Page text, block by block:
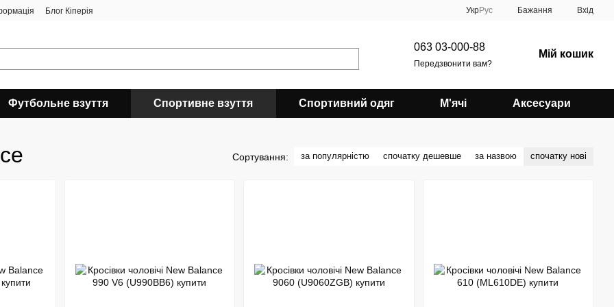
Блог Кіперія УкрРус Бажання Вхід
063 03-000-88
Передзвонити вам?
Мій кошик
Футбольне взуття Спортивне взуття Спортивний одяг М'ячі Аксесуари
Сортування: за популярністю спочатку дешевше за назвою спочатку нові